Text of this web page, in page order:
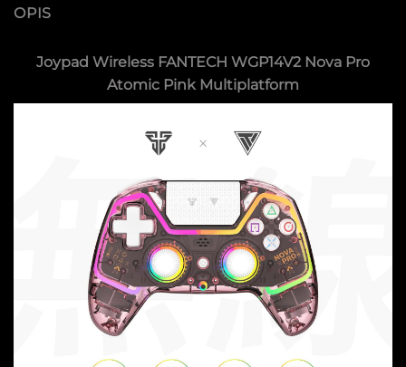
OPIS
Joypad Wireless FANTECH WGP14V2 Nova Pro
Atomic Pink Multiplatform